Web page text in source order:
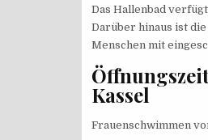
Das Hallenbad
Darüber hinaus ist
Menschen mit
Kassel
Frauenschwimmen